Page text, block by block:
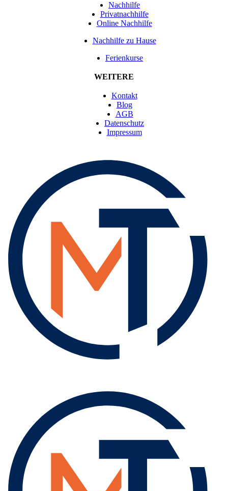
Nachhilfe
Privatnachhilfe
Online Nachhilfe
Nachhilfe zu Hause
Ferienkurse
WEITERE
Kontakt
Blog
AGB
Datenschutz
Impressum